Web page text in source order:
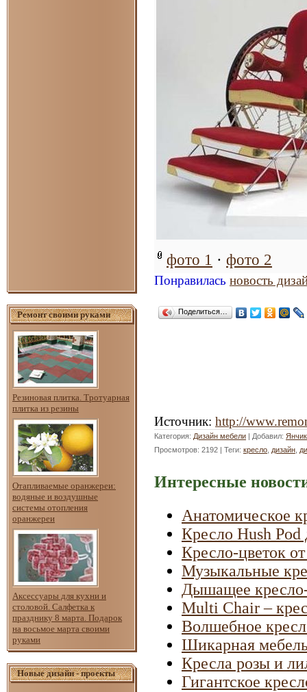
Ремонт своими руками
Резиновая плитка. Тротуарная
плитка из резины
Отапливаемые оранжереи:
водяные и воздушные
системы отопления
оранжереи
Аксессуары для кухни и
столовой. Салфетка к
празднику 8 марта. Подарок
на восьмое марта своими
руками
Новые дизайн - проекты
фото 1 · фото 2
Понравилась новость
Поделиться…
Источник: http://
Категория: Дизайн мебели | Добавил: Янчик
Просмотров: 2192 | Теги: кресло дизайн
Интересные
Анатомическое
Кресло Hush
Кресло-цветок
Музыкальные
Дышащее
Multi Chair –
Волшебное
Шикарная
Кресла розы и
Гигантское